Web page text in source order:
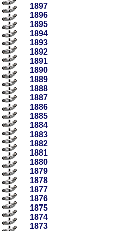
1897
1896
1895
1894
1893
1892
1891
1890
1889
1888
1887
1886
1885
1884
1883
1882
1881
1880
1879
1878
1877
1876
1875
1874
1873